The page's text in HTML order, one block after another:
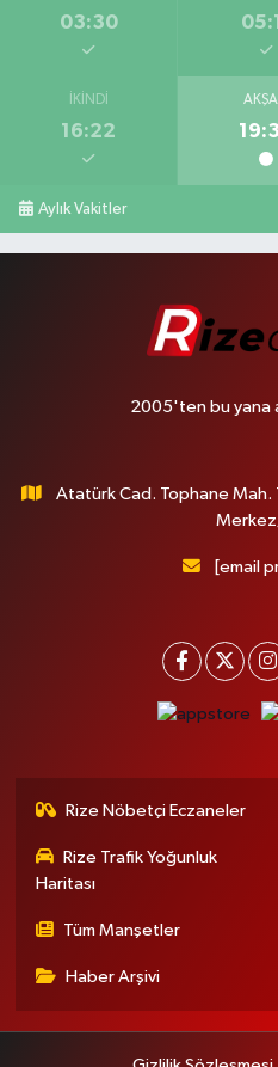
03:30
İKINDI
16:22
Aylık Vakitler
2005'ten bu yana
Atatürk Cad. Tophane Mah.
[email
Rize Nöbetçi Eczaneler
Rize Trafik Yoğunluk
Haritası
Tüm Manşetler
Haber Arşivi